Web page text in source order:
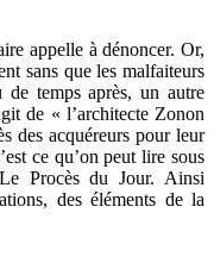
appelle à dénoncer. Or,
sans que les malfaiteurs
de temps après, un autre
de « l’architecte Zonon
des acquéreurs pour leur
ce qu’on peut lire sous
Procès du Jour. Ainsi
des éléments de la